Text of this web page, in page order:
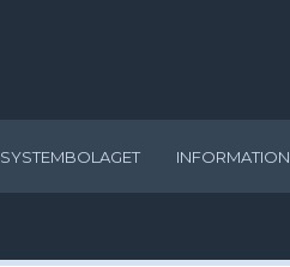
SYSTEMBOLAGET INFORMATION